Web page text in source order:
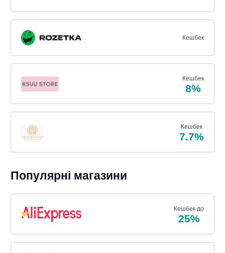
Кешбек
Кешбек
8%
Кешбек
7.7%
Популярні магазини
Кешбек до
25%